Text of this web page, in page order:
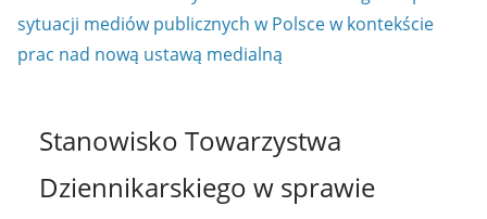
Stanowisko Towarzystwa
Dziennikarskiego w sprawie